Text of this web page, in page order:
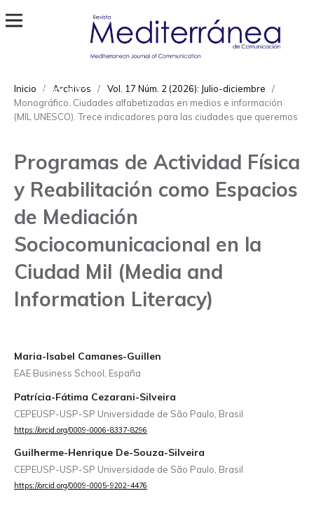
1989-872X
Inicio / Archivos / Vol. 17 Núm. 2 (2026): Julio-diciembre
/
Monográfico. Ciudades alfabetizadas en medios e información
(MIL UNESCO). Trece indicadores para las ciudades que queremos
Programas de Actividad Física
y Reabilitación como Espacios
de Mediación
Sociocomunicacional en la
Ciudad Mil (Media and
Information Literacy)
Maria-Isabel Camanes-Guillen
EAE Business School, España
Patrícia-Fátima Cezarani-Silveira
CEPEUSP-USP-SP Universidade de São Paulo, Brasil
https://orcid.org/0009-0006-8337-8296
Guilherme-Henrique De-Souza-Silveira
CEPEUSP-USP-SP Universidade de São Paulo, Brasil
https://orcid.org/0009-0005-9202-4476